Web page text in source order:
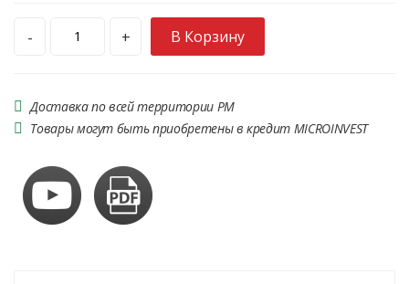
- + В Корзину
Доставка по всей территории РМ
Товары могут быть приобретены в кредит MICROINVEST